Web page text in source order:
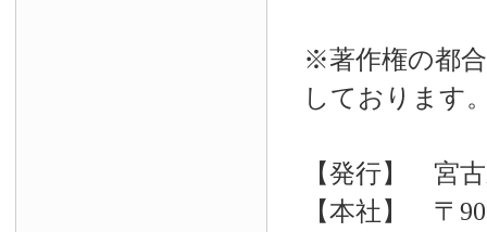
※著作権の都
しております
【発行】 宮
【本社】 〒